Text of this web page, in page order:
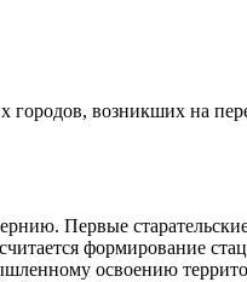
возникших на
Первые
формирование
освоению